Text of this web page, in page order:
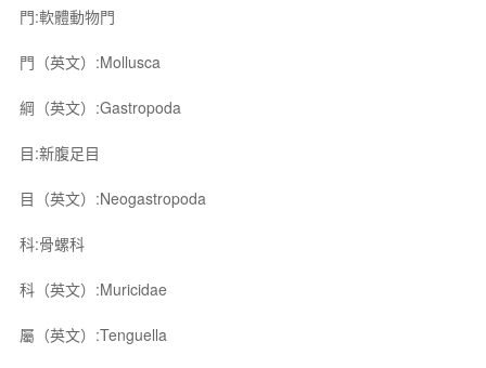
門:軟體動物門
門（英文）:Mollusca
綱（英文）:Gastropoda
目:新腹足目
目（英文）:Neogastropoda
科:骨螺科
科（英文）:Muricidae
屬（英文）:Tenguella